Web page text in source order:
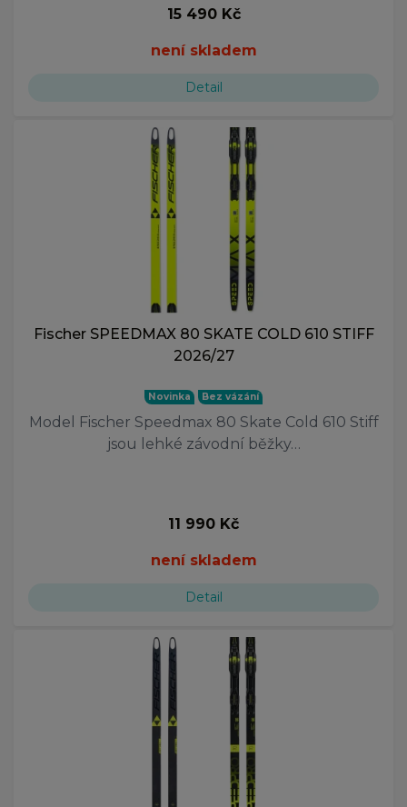
15 490 Kč
není skladem
Detail
Fischer SPEEDMAX 80 SKATE COLD 610 STIFF
2026/27
Novinka Bez vázání
Model Fischer Speedmax 80 Skate Cold 610 Stiff
jsou lehké závodní běžky…
11 990 Kč
není skladem
Detail